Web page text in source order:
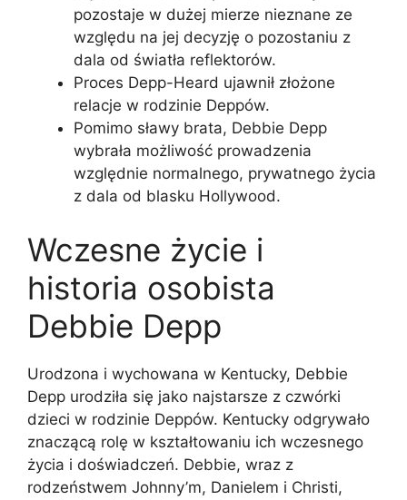
pozostaje w dużej mierze nieznane ze
względu na jej decyzję o pozostaniu z
dala od światła reflektorów.
Proces Depp-Heard ujawnił złożone
relacje w rodzinie Deppów.
Pomimo sławy brata, Debbie Depp
wybrała możliwość prowadzenia
względnie normalnego, prywatnego życia
z dala od blasku Hollywood.
Wczesne życie i
historia osobista
Debbie Depp
Urodzona i wychowana w Kentucky, Debbie
Depp urodziła się jako najstarsze z czwórki
dzieci w rodzinie Deppów. Kentucky odgrywało
znaczącą rolę w kształtowaniu ich wczesnego
życia i doświadczeń. Debbie, wraz z
rodzeństwem Johnny’m, Danielem i Christi,